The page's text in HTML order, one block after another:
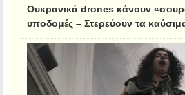
Ουκρανικά drones κάνουν
υποδομές – Στερεύουν τα